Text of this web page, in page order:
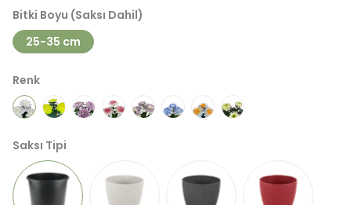
Bitki Boyu (Saksı Dahil)
25-35 cm
Renk
Saksı Tipi